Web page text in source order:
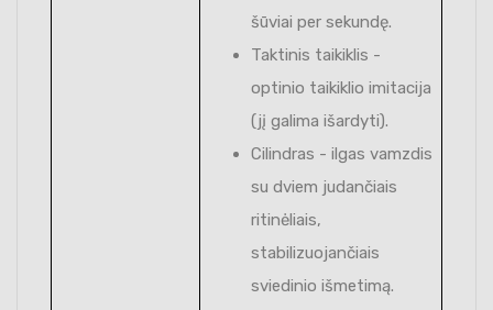
šūviai per sekundę.
Taktinis taikiklis -
optinio taikiklio imitacija
(jį galima išardyti).
Cilindras - ilgas vamzdis
su dviem judančiais
ritinėliais,
stabilizuojančiais
sviedinio išmetimą.